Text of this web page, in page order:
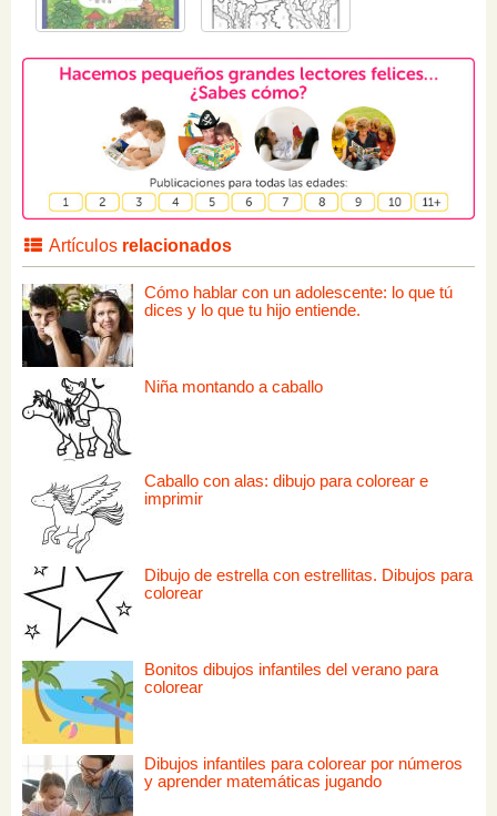
Artículos relacionados
Cómo hablar con un adolescente: lo que tú
dices y lo que tu hijo entiende.
Niña montando a caballo
Caballo con alas: dibujo para colorear e
imprimir
Dibujo de estrella con estrellitas. Dibujos para
colorear
Bonitos dibujos infantiles del verano para
colorear
Dibujos infantiles para colorear por números
y aprender matemáticas jugando